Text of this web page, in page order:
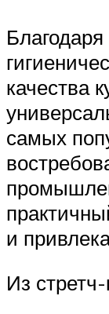
качества
самых
и
Из